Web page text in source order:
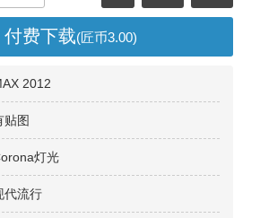
付费下载(匠币3.00)
2012
贴图
灯光
代流行